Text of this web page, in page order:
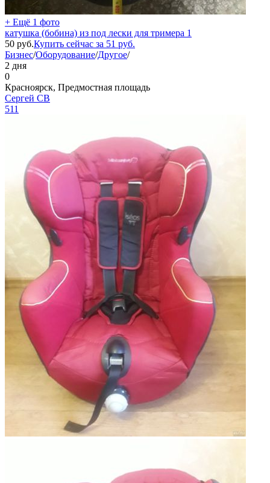
+ Ещё 1 фото
катушка (бобина) из под лески для тримера 1
50 руб.Купить сейчас за 51 руб.
Бизнес/Оборудование/Другое/
2 дня
0
Красноярск, Предмостная площадь
Сергей СВ
511